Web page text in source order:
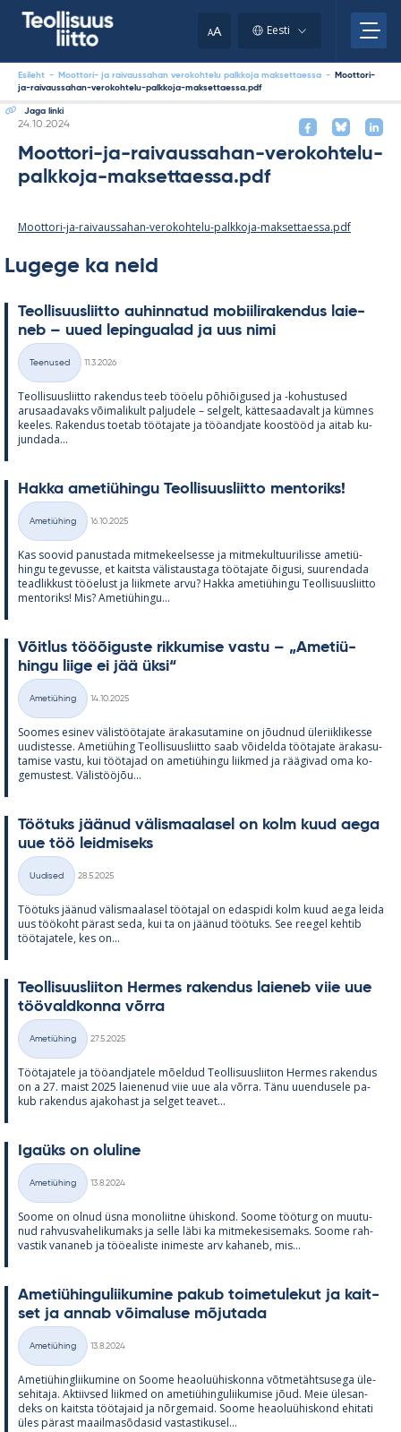
AA Eesti
Esileht - Moottori- ja raivaussahan verokohtelu palkkoja maksettaessa -
Moottori-
ja-raivaussahan-verokohtelu-palkkoja-maksettaessa.pdf
Jaga linki
Kirjoitettu
24.10.2024
Moottori-ja-raivaussahan-verokohtelu-
palkkoja-maksettaessa.pdf
Moottori-ja-raivaussahan-verokohtelu-palkkoja-maksettaessa.pdf
Lugege ka neid
Teol­li­suus­liitto au­hin­na­tud mo­bii­li­ra­ken­dus lai­e­
neb – uued le­pin­gua­lad ja uus nimi
Kategooriad
Teenused
11.3.2026
Teol­li­suus­liitto ra­ken­dus teeb töö­elu põ­hiõi­gused ja -ko­hus­tused
arusaa­da­vaks või­ma­li­kult pal­ju­dele – sel­gelt, kät­te­saa­da­valt ja küm­nes
kee­les. Ra­ken­dus toe­tab töö­ta­jate ja töö­and­jate koos­tööd ja ai­tab ku­
jun­dada...
Hakka ame­tiü­hingu Teol­li­suus­liitto men­to­riks!
Kategooriad
Ametiühing
16.10.2025
Kas soo­vid pa­nus­tada mit­me­keel­sesse ja mit­me­kul­tuu­ri­lisse ame­tiü­
hingu te­ge­vusse, et kaitsta vä­lis­taus­taga töö­ta­jate õi­gusi, suu­ren­dada
tead­lik­kust töö­elust ja liik­mete arvu? Hakka ame­tiü­hingu Teol­li­suus­liitto
men­to­riks! Mis? Ame­tiü­hingu...
Võit­lus tööõi­guste rik­ku­mise vastu – „Ame­tiü­
hingu liige ei jää üksi“
Kategooriad
Ametiühing
14.10.2025
Soo­mes esi­nev vä­lis­töö­ta­jate ära­ka­su­ta­mine on jõud­nud üle­riikli­kesse
uu­dis­tesse. Ame­tiü­hing Teol­li­suus­liitto saab või­delda töö­ta­jate ära­ka­su­
ta­mise vastu, kui töö­ta­jad on ame­tiü­hingu liik­med ja rää­gi­vad oma ko­
ge­mus­test. Vä­lis­tööjõu...
Töö­tuks jää­nud vä­lis­maa­la­sel on kolm kuud aega
uue töö leid­mi­seks
Kategooriad
Uudised
28.5.2025
Töö­tuks jää­nud vä­lis­maa­la­sel töö­ta­jal on edas­pidi kolm kuud aega leida
uus töö­koht pä­rast seda, kui ta on jää­nud töö­tuks. See ree­gel keh­tib
töö­ta­ja­tele, kes on...
Teol­li­suus­lii­ton Her­mes ra­ken­dus lai­e­neb viie uue
töö­vald­konna võrra
Kategooriad
Ametiühing
27.5.2025
Töö­ta­ja­tele ja töö­and­ja­tele mõel­dud Teol­li­suus­lii­ton Her­mes ra­ken­dus
on a 27. maist 2025 lai­e­ne­nud viie uue ala võrra. Tänu uu­en­dusele pa­
kub ra­ken­dus aja­ko­hast ja sel­get tea­vet...
Igaüks on olu­line
Kategooriad
Ametiühing
13.8.2024
Soome on ol­nud üsna mo­no­liitne ühis­kond. Soome töö­turg on muu­tu­
nud rah­vus­va­he­li­ku­maks ja selle läbi ka mit­me­ke­si­se­maks. Soome rah­
vas­tik va­na­neb ja töö­ea­liste ini­meste arv ka­ha­neb, mis...
Ame­tiü­hin­gu­lii­ku­mine pa­kub toi­me­tu­le­kut ja kait­
set ja an­nab või­ma­luse mõ­ju­tada
Kategooriad
Ametiühing
13.8.2024
Ame­tiü­hinglii­ku­mine on Soome heao­luü­his­konna võt­me­täht­susega üle­
se­hi­taja. Ak­tiiv­sed liik­med on ame­tiü­hin­gu­lii­ku­mise jõud. Meie üle­san­
deks on kaitsta töö­ta­jaid ja nõr­ge­maid. Soome heao­luü­his­kond ehi­tati
üles pä­rast maa­il­masõ­da­sid vas­tas­ti­kusel...